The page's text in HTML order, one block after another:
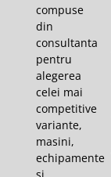
compuse
din
consultanta
pentru
alegerea
celei mai
competitive
variante,
masini,
echipamente